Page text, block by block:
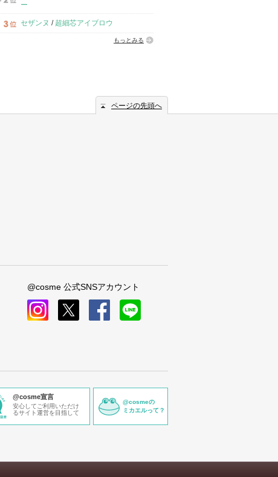
ー
セザンヌ / 超細芯アイブロウ
もっとみる
ページの先頭へ
@cosme 公式SNSアカウント
@cosme宣言
安心してご利用いただけ
るサイト運営を目指して
@cosmeの
ミカエルって？